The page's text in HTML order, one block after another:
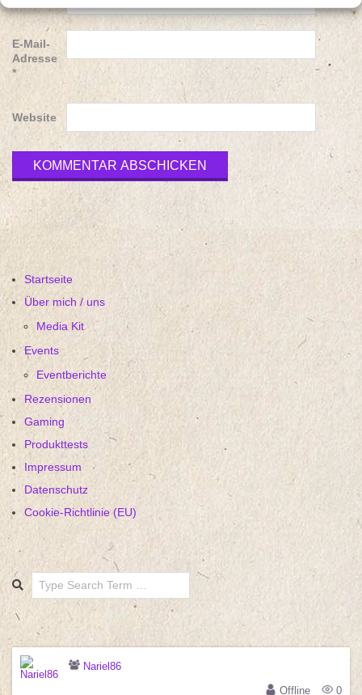
E-Mail-
Adresse
*
Website
Startseite
Über mich / uns
Media Kit
Events
Eventberichte
Rezensionen
Gaming
Produkttests
Impressum
Datenschutz
Cookie-Richtlinie (EU)
Search
Nariel86
Offline
0